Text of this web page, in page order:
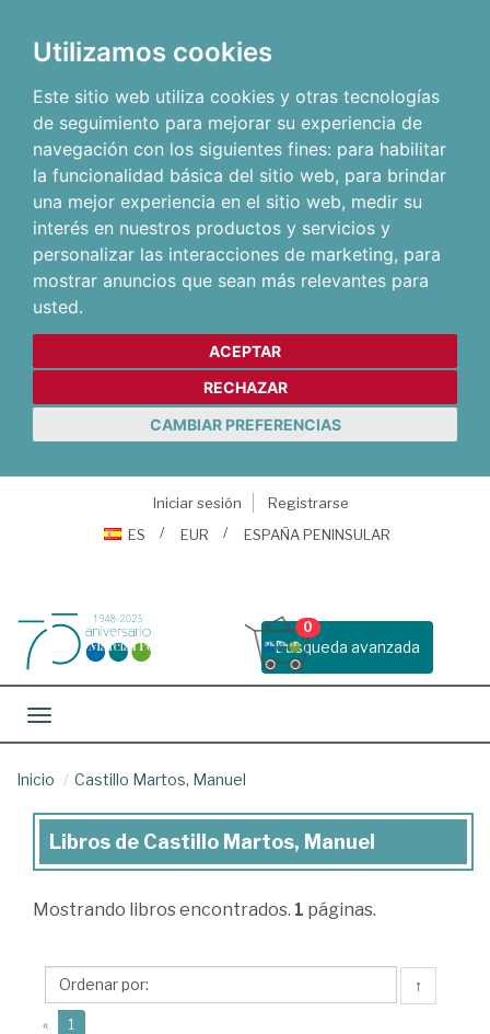
Utilizamos cookies
Este sitio web utiliza cookies y otras tecnologías
de seguimiento para mejorar su experiencia de
navegación con los siguientes fines: para habilitar
la funcionalidad básica del sitio web, para brindar
una mejor experiencia en el sitio web, medir su
interés en nuestros productos y servicios y
personalizar las interacciones de marketing, para
mostrar anuncios que sean más relevantes para
usted.
ACEPTAR
RECHAZAR
CAMBIAR PREFERENCIAS
Iniciar sesión
Registrarse
ES
EUR ESPAÑA PENINSULAR
Busqueda avanzada
0
Toggle navigation
Inicio Castillo Martos, Manuel
Libros
Castillo
Manuel
Libros de Castillo Martos, Manuel
Mostrando libros encontrados. 1 páginas.
↑
« 1